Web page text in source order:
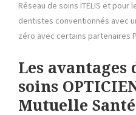
Réseau de soins ITELIS et
dentistes conventionnés avec
zéro avec certains partenaires
Les avantages
soins
Mutuelle